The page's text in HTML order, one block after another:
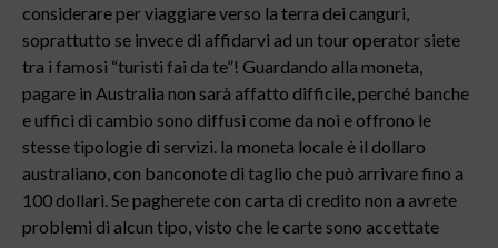
considerare per viaggiare verso la terra dei canguri,
soprattutto se invece di affidarvi ad un tour operator siete
tra i famosi “turisti fai da te”! Guardando alla moneta,
pagare in Australia non sarà affatto difficile, perché banche
e uffici di cambio sono diffusi come da noi e offrono le
stesse tipologie di servizi. la moneta locale è il dollaro
australiano, con banconote di taglio che può arrivare fino a
100 dollari. Se pagherete con carta di credito non a avrete
problemi di alcun tipo, visto che le carte sono accettate